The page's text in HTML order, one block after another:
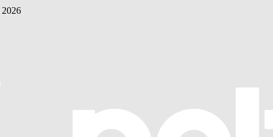
2026